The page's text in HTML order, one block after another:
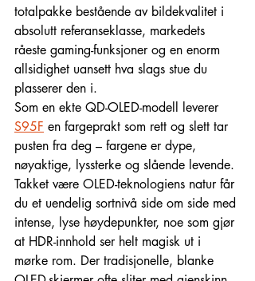
totalpakke bestående av bildekvalitet i
absolutt referanseklasse, markedets
råeste gaming-funksjoner og en enorm
allsidighet uansett hva slags stue du
plasserer den i.
Som en ekte QD-OLED-modell leverer
S95F en fargeprakt som rett og slett tar
pusten fra deg – fargene er dype,
nøyaktige, lyssterke og slående levende.
Takket være OLED-teknologiens natur får
du et uendelig sortnivå side om side med
intense, lyse høydepunkter, noe som gjør
at HDR-innhold ser helt magisk ut i
mørke rom. Der tradisjonelle, blanke